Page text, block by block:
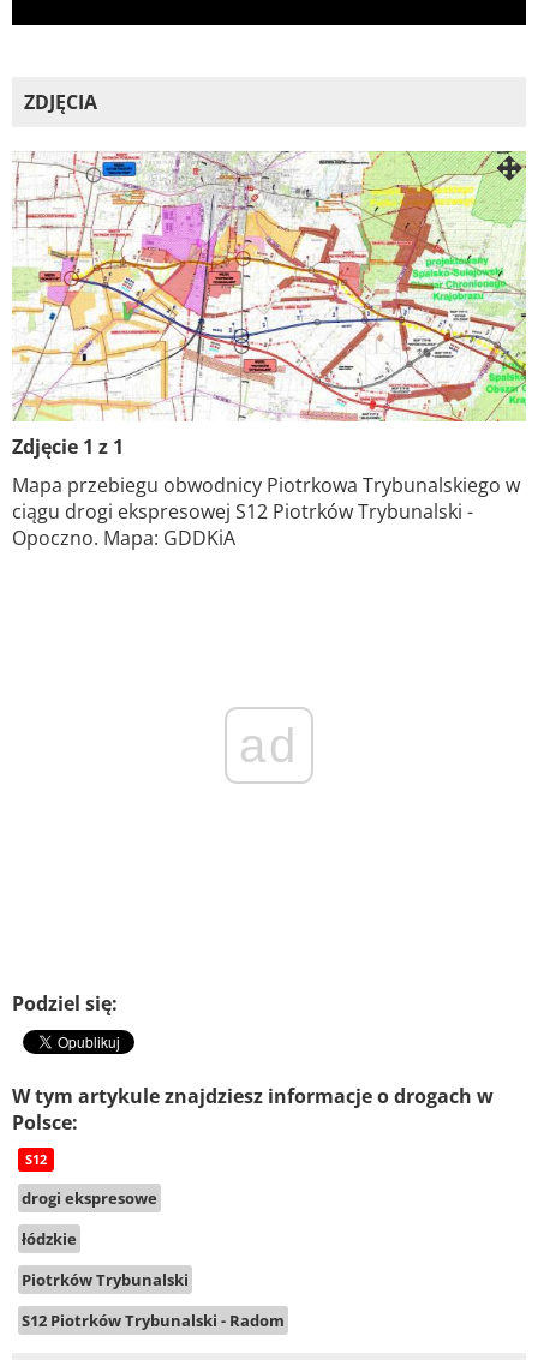
ZDJĘCIA
Zdjęcie 1 z 1
Mapa przebiegu obwodnicy Piotrkowa Trybunalskiego w
ciągu drogi ekspresowej S12 Piotrków Trybunalski -
Opoczno. Mapa: GDDKiA
ad
Podziel się:
W tym artykule znajdziesz informacje o drogach w
Polsce:
S12
drogi ekspresowe
łódzkie
Piotrków Trybunalski
S12 Piotrków Trybunalski - Radom